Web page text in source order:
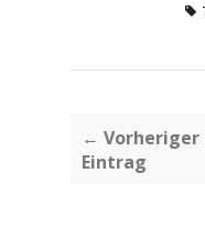
← Vorheriger
Eintrag